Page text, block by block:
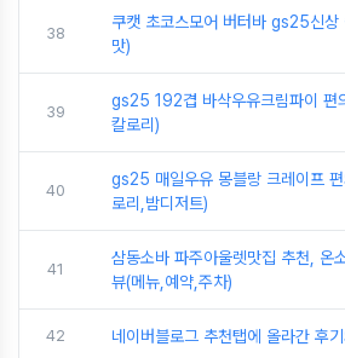
38
쿠캣 초코스모어 버터바 gs25신상
맛)
39
gs25 192겹 바삭우유크림파이 편
칼로리)
40
gs25 매일우유 몽블랑 크레이프
로리,밤디저트)
41
삼동소바 파주아울렛맛집 추천, 온
뷰(메뉴,예약,주차)
42 네이버블로그 추천탭에 올라간 후